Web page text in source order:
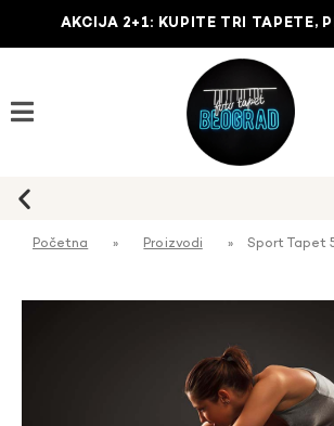
AKCIJA 2+1: KUPITE TRI TAPETE,
Početna » Proizvodi » Sport Tapet